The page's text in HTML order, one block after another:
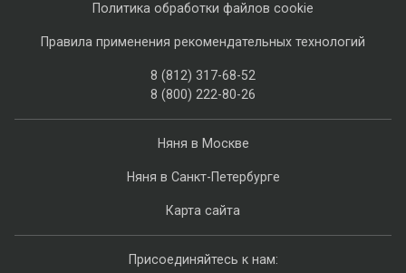
Няня в Москве
Няня в Санкт-Петербурге
Карта сайта
Политика обработки файлов cookie
Правила применения рекомендательных технологий
8 (812) 317-68-52
8 (800) 222-80-26
Присоединяйтесь к нам: